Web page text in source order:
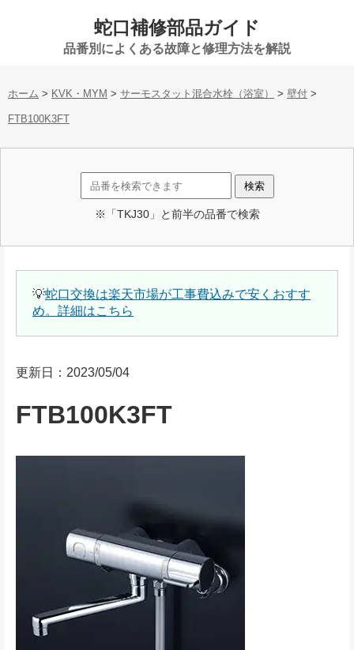
蛇口補修部品ガイド
品番別によくある故障と修理方法を解説
ホーム > KVK・MYM > サーモスタット混合水栓（浴室） > 壁付 >
FTB100K3FT
※「TKJ30」と前半の品番で検索
💡蛇口交換は楽天市場が工事費込みで安くおすす
め。詳細はこちら
更新日：2023/05/04
FTB100K3FT